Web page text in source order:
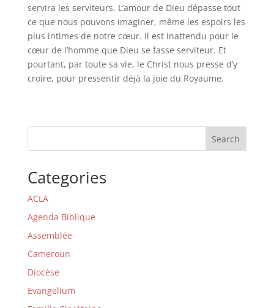
servira les serviteurs. L’amour de Dieu dépasse tout
ce que nous pouvons imaginer, même les espoirs les
plus intimes de notre cœur. Il est inattendu pour le
cœur de l’homme que Dieu se fasse serviteur. Et
pourtant, par toute sa vie, le Christ nous presse d’y
croire, pour pressentir déjà la joie du Royaume.
Search
Categories
ACLA
Agenda Biblique
Assemblée
Cameroun
Diocèse
Evangelium